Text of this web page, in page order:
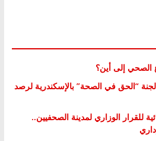
الصحي إلى أين؟
“الحق في الصحة” بالإسكندرية لرصد
للقرار الوزاري لمدينة الصحفيين..